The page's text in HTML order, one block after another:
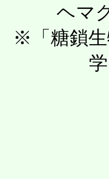
ヘマ
※「糖鎖生